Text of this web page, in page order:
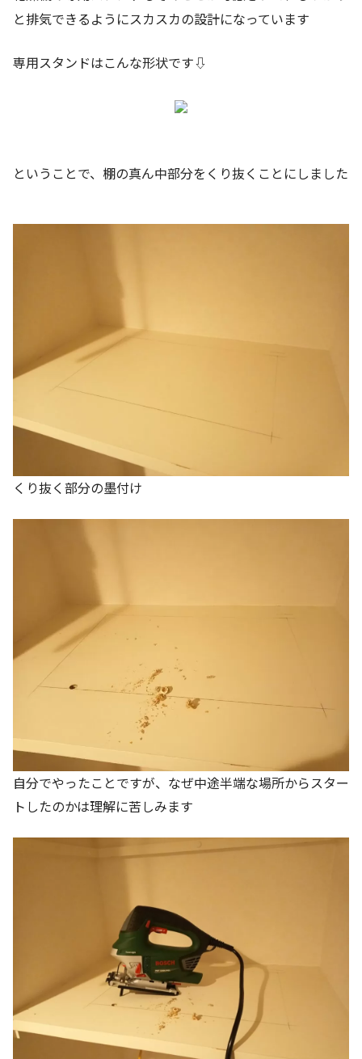
と排気できるようにスカスカの設計になっています
専用スタンドはこんな形状です⇩
ということで、棚の真ん中部分をくり抜くことにしました
くり抜く部分の墨付け
自分でやったことですが、なぜ中途半端な場所からスター
トしたのかは理解に苦しみます